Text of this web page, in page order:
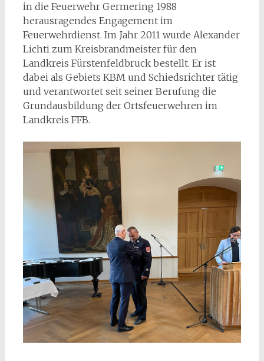
in die Feuerwehr Germering 1988
herausragendes Engagement im
Feuerwehrdienst. Im Jahr 2011 wurde Alexander
Lichti zum Kreisbrandmeister für den
Landkreis Fürstenfeldbruck bestellt. Er ist
dabei als Gebiets KBM und Schiedsrichter tätig
und verantwortet seit seiner Berufung die
Grundausbildung der Ortsfeuerwehren im
Landkreis FFB.